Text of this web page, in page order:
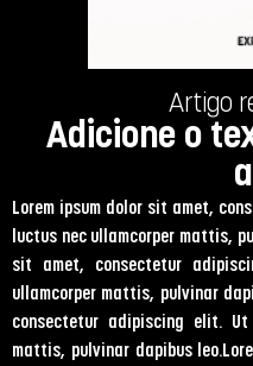
Artigo
Adicione o
Lorem ipsum dolor sit amet,
luctus nec ullamcorper mattis,
sit amet, consectetur
ullamcorper mattis, pulvinar
consectetur adipiscing elit.
mattis, pulvinar dapibus